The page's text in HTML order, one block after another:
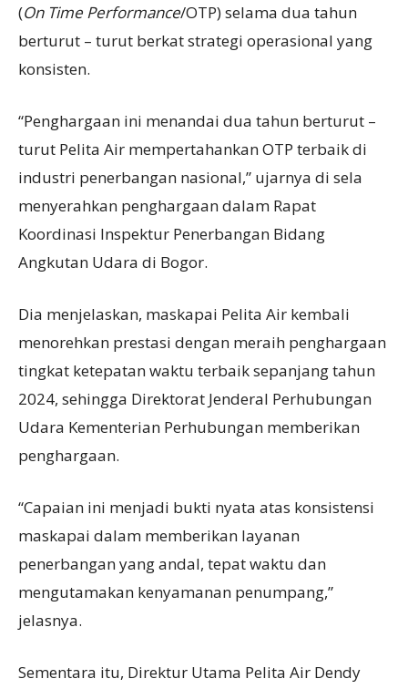
(On Time Performance/OTP) selama dua tahun
berturut – turut berkat strategi operasional yang
konsisten.
“Penghargaan ini menandai dua tahun berturut –
turut Pelita Air mempertahankan OTP terbaik di
industri penerbangan nasional,” ujarnya di sela
menyerahkan penghargaan dalam Rapat
Koordinasi Inspektur Penerbangan Bidang
Angkutan Udara di Bogor.
Dia menjelaskan, maskapai Pelita Air kembali
menorehkan prestasi dengan meraih penghargaan
tingkat ketepatan waktu terbaik sepanjang tahun
2024, sehingga Direktorat Jenderal Perhubungan
Udara Kementerian Perhubungan memberikan
penghargaan.
“Capaian ini menjadi bukti nyata atas konsistensi
maskapai dalam memberikan layanan
penerbangan yang andal, tepat waktu dan
mengutamakan kenyamanan penumpang,”
jelasnya.
Sementara itu, Direktur Utama Pelita Air Dendy